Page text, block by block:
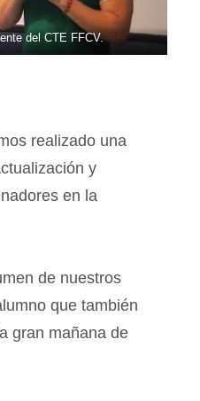
del CTE FFCV.
realizado una
y
en la
de nuestros
que también
gran mañana de